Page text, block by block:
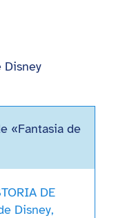
«Fantasia de
DE
Disney,